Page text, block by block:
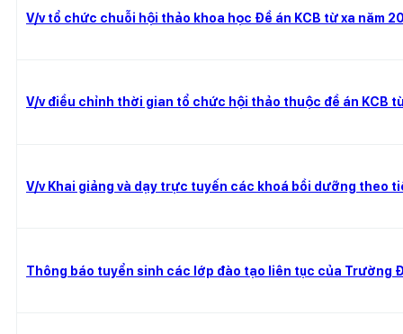
V/v tổ chức chuỗi hội thảo khoa học Đề án KCB từ xa năm
V/v điều chỉnh thời gian tổ chức hội thảo thuộc đề án KCB
V/v Khai giảng và dạy trực tuyến các khoá bồi dưỡng theo
Thông báo tuyển sinh các lớp đào tạo liên tục của Trường